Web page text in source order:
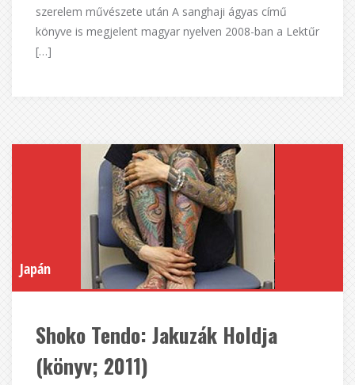
szerelem művészete után A sanghaji ágyas című
könyve is megjelent magyar nyelven 2008-ban a Lektűr
[…]
Japán
Shoko Tendo: Jakuzák Holdja
(könyv; 2011)